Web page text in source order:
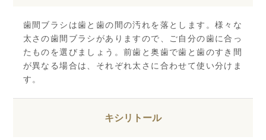
歯間ブラシは歯と歯の間の汚れを落とします。様々な
太さの歯間ブラシがありますので、ご自分の歯に合っ
たものを選びましょう。前歯と奥歯で歯と歯のすき間
が異なる場合は、それぞれ太さに合わせて使い分けま
す。
キシリトール